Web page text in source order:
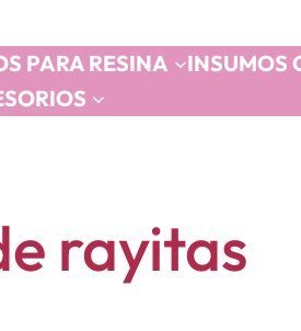
PARA RESINA
INSUMOS
rayitas